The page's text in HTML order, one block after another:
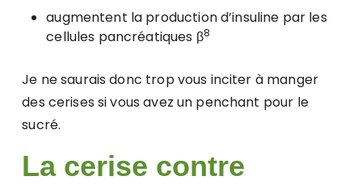
augmentent la production d’insuline par les
cellules pancréatiques β8
Je ne saurais donc trop vous inciter à manger
des cerises si vous avez un penchant pour le
sucré.
La cerise contre